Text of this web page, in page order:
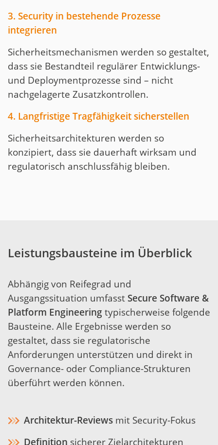
3. Security in bestehende Prozesse
integrieren
Sicherheitsmechanismen werden so gestaltet,
dass sie Bestandteil regulärer Entwicklungs-
und Deploymentprozesse sind – nicht
nachgelagerte Zusatzkontrollen.
4. Langfristige Tragfähigkeit sicherstellen
Sicherheitsarchitekturen werden so
konzipiert, dass sie dauerhaft wirksam und
regulatorisch anschlussfähig bleiben.
Leistungsbausteine im Überblick
Abhängig von Reifegrad und
Ausgangssituation umfasst Secure Software &
Platform Engineeringtypischerweise folgende
Bausteine. Alle Ergebnisse werden so
gestaltet, dass sie regulatorische
Anforderungen unterstützen und direkt in
Governance- oder Compliance-Strukturen
überführt werden können.
Architektur-Reviews mit Security-Fokus
Definition sicherer Zielarchitekturen